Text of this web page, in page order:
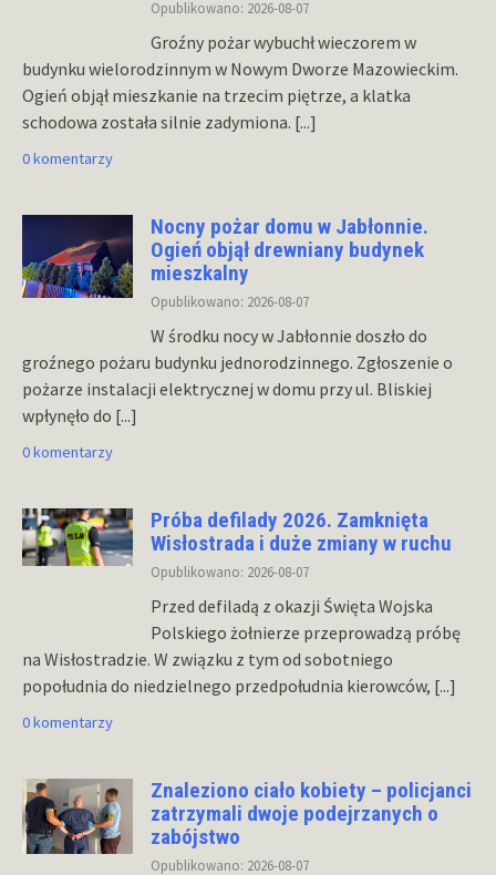
Opublikowano: 2026-08-07
Groźny pożar wybuchł wieczorem w
budynku wielorodzinnym w Nowym Dworze Mazowieckim.
Ogień objął mieszkanie na trzecim piętrze, a klatka
schodowa została silnie zadymiona. [...]
0 komentarzy
Nocny pożar domu w Jabłonnie.
Ogień objął drewniany budynek
mieszkalny
Opublikowano: 2026-08-07
W środku nocy w Jabłonnie doszło do
groźnego pożaru budynku jednorodzinnego. Zgłoszenie o
pożarze instalacji elektrycznej w domu przy ul. Bliskiej
wpłynęło do [...]
0 komentarzy
Próba defilady 2026. Zamknięta
Wisłostrada i duże zmiany w ruchu
Opublikowano: 2026-08-07
Przed defiladą z okazji Święta Wojska
Polskiego żołnierze przeprowadzą próbę
na Wisłostradzie. W związku z tym od sobotniego
popołudnia do niedzielnego przedpołudnia kierowców, [...]
0 komentarzy
Znaleziono ciało kobiety – policjanci
zatrzymali dwoje podejrzanych o
zabójstwo
Opublikowano: 2026-08-07